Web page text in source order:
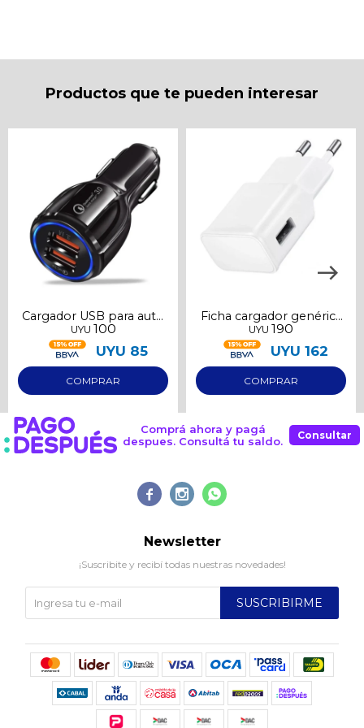
Productos que te pueden interesar
Cargador USB para auto
2 puertos 3A
UYU 100
UYU 85
Ficha cargador genérica
1a
UYU 190
UYU 162
Comprá ahora y pagá
despues. Consultá tu saldo.
Consultar
  
Newsletter
¡Suscribite y recibí todas nuestras novedades!
SUSCRIBIRME